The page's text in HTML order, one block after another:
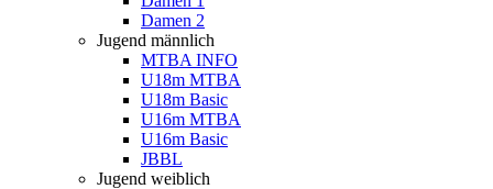
Damen 2
Jugend männlich
MTBA INFO
U18m MTBA
U18m Basic
U16m MTBA
U16m Basic
JBBL
Jugend weiblich